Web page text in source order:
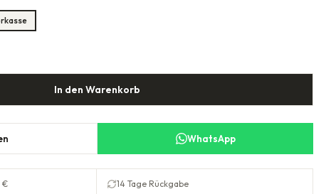
In den Warenkorb
WhatsApp
€ 14 Tage Rückgabe